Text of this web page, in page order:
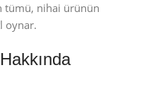
tümü, nihai ürünün
oynar.